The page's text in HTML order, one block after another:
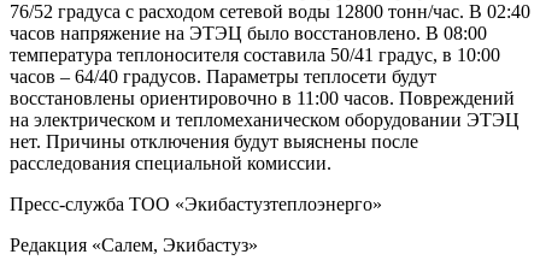
76/52 градуса с расходом сетевой воды 12800 тонн/час. В 02:40
часов напряжение на ЭТЭЦ было восстановлено. В 08:00
температура теплоносителя составила 50/41 градус, в 10:00
часов – 64/40 градусов. Параметры теплосети будут
восстановлены ориентировочно в 11:00 часов. Повреждений
на электрическом и тепломеханическом оборудовании ЭТЭЦ
нет. Причины отключения будут выяснены после
расследования специальной комиссии.
Пресс-служба ТОО «Экибастузтеплоэнерго»
Редакция «Салем, Экибастуз»